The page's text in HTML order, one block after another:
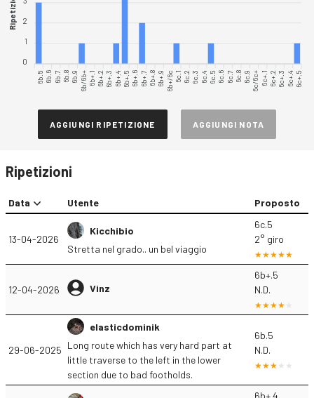
2
1
0
Ripetizioni
6b.5 6b.6 6b.7 6b.8 6b.9 6b/6b+ 6b+.1 6b+.2 6b+.3 6b+.4 6b+.5 6b+.6 6b+.7 6b+.8 6b+.9 6b+/6c 6c.1 6c.2 6c.3 6c.4 6c.5 6c.6 6c.7 6c.8 6c.9 6c/6c+ 6c+.1 6c+.2 6c+.3 6c+.4 6c+.5
AGGIUNGI RIPETIZIONE AGGIUNGI NOTA
Ripetizioni
Data Utente Proposto
13-04-2026
Kicchibio
Stretta nel grado.. un bel viaggio
6c.5
2° giro
12-04-2026 Vinz
6b+.5
N.D.
29-06-2025
elasticdominik
Long route which has very hard part at
little traverse to the left in the lower
section due to bad footholds.
6b.5
N.D.
6b+.4